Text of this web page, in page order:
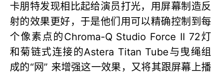
卡朋特发现相比起给演员打光，用屏幕制造反
射的效果更好，于是他们用可以精确控制到每
个像素点的Chroma-Q Studio Force II 72灯
和菊链式连接的Astera Titan Tube与曳绳组
成的“网” 来增强这一效果，又将其跟屏幕上播